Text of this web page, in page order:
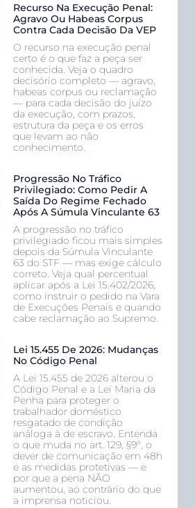
Recurso Na Execução Penal:
Agravo Ou Habeas Corpus
Contra Cada Decisão Da VEP
O recurso na execução penal
certo é o que faz a peça ser
conhecida. Veja o quadro
decisório completo — agravo,
habeas corpus ou reclamação
— para cada decisão do juízo
da execução, com prazos,
estrutura da peça e os erros
que levam ao não
conhecimento.
Progressão No Tráfico
Privilegiado: Como Pedir A
Saída Do Regime Fechado
Após A Súmula Vinculante 63
A progressão no tráfico
privilegiado ficou mais simples
depois da Súmula Vinculante
63 do STF — mas exige cálculo
correto. Veja qual percentual
aplicar após a Lei 15.402/2026,
como instruir o pedido na Vara
de Execuções Penais e quando
cabe reclamação ao Supremo.
Lei 15.455 De 2026: Mudanças
No Código Penal
A Lei 15.455 de 2026 alterou o
Código Penal e a Lei Maria da
Penha para proteger o
trabalhador doméstico
resgatado de condição
análoga à de escravo. Entenda
o que muda no art. 129, §9º, o
dever de comunicação em 48h
e as medidas protetivas — e
por que a pena NÃO
aumentou, ao contrário do que
a imprensa noticiou.